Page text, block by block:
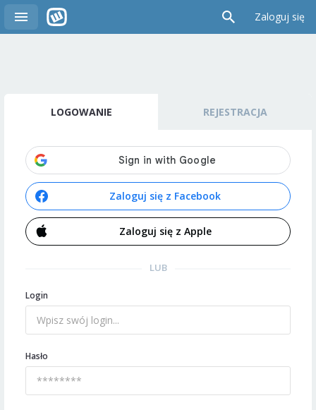
Zaloguj się
LOGOWANIE REJESTRACJA
Zaloguj się z Facebook
Zaloguj się z Apple
LUB
Login
Hasło